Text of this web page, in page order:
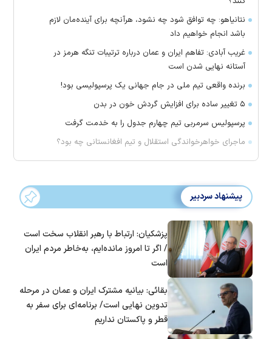
نتانیاهو: چه توافق شود چه نشود، هرآنچه برای آینده‌مان لازم
باشد انجام خواهیم داد
غریب آبادی: تفاهم ایران و عمان درباره ترتیبات تنگه هرمز در
آستانه نهایی شدن است
برنده واقعی تیم ملی در جام جهانی یک پرسپولیسی بود!
۵ تغییر ساده برای افزایش گردش خون در بدن
پرسپولیس سرمربی تیم چهارم جدول را به خدمت گرفت
ماجرای خواهرخواندگی استقلال و تیم افغانستانی چه بود؟
پیشنهاد سردبیر
پزشکیان: ارتباط با رهبر انقلاب سخت است
/ اگر تا امروز مانده‌ایم، به‌خاطر مردم ایران
است
بقائی: بیانیه مشترک ایران و عمان در مرحله
تدوین نهایی است/ برنامه‌ای برای سفر به
قطر و پاکستان نداریم